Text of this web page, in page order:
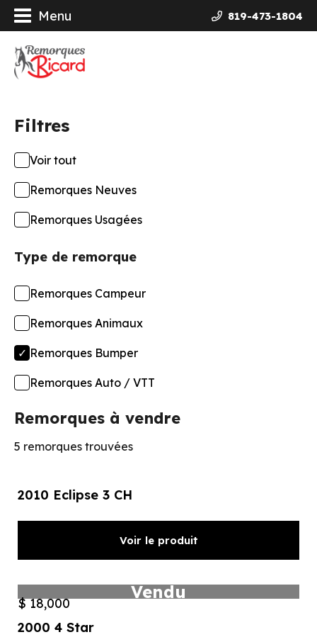
Menu 819-473-1804
nous
Filtres
Voir tout
Remorques Neuves
Remorques Usagées
Type de remorque
Remorques Campeur
Remorques Animaux
Remorques Bumper
Remorques Auto / VTT
Remorques à vendre
5 remorques trouvées
2010 Eclipse 3 CH
Voir le produit
Vendu
$ 18,000
2000 4 Star